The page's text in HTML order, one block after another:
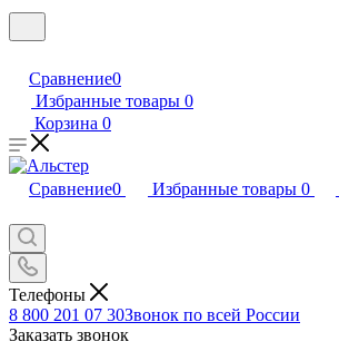
Сравнение0
Избранные товары 0
Корзина 0
Сравнение0 Избранные товары 0
Телефоны
8 800 201 07 30Звонок по всей России
Заказать звонок